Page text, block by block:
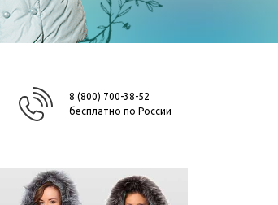
8 (800) 700-38-52
бесплатно по России